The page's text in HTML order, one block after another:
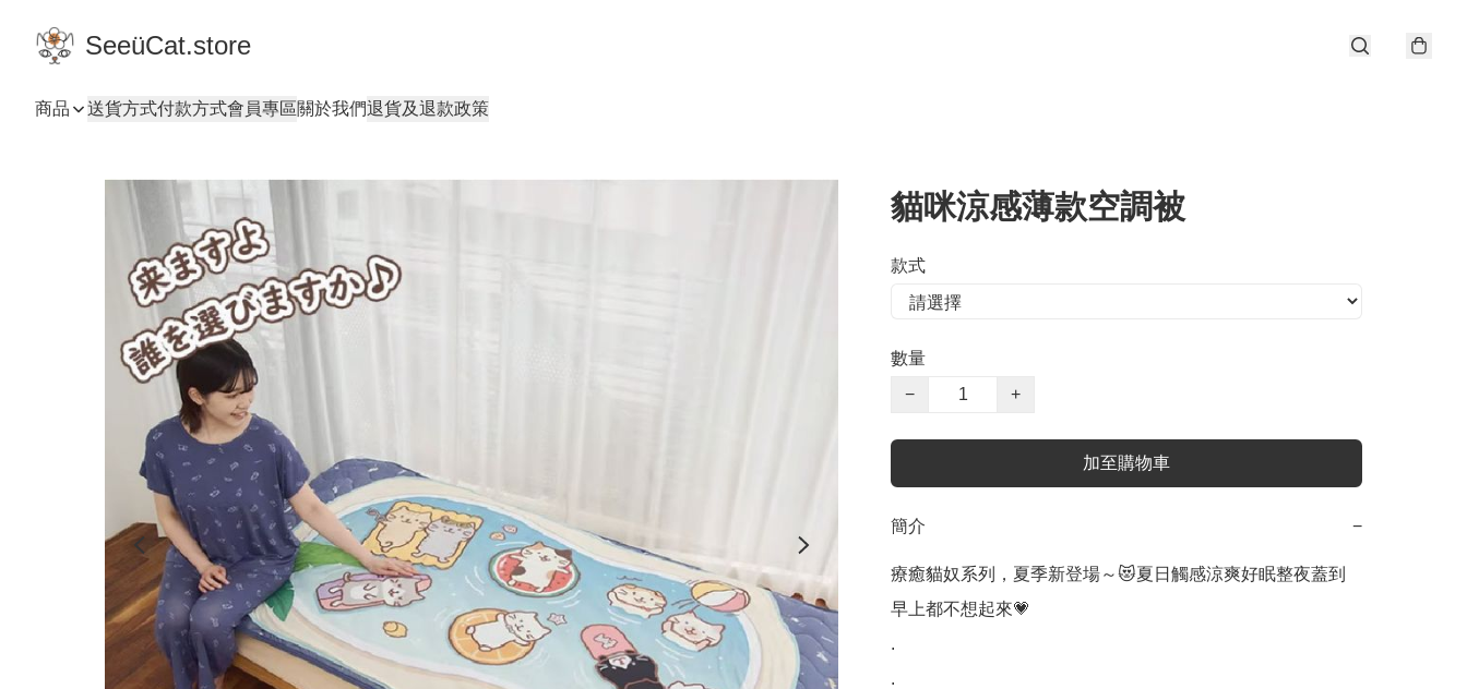
SeeüCat.store
商品 送貨方式付款方式會員專區關於我們退貨及退款政策
貓咪涼感薄款空調被
款式
數量
−
+
加至購物車
簡介 −
療癒貓奴系列，夏季新登場～😻夏日觸感涼爽好眠整夜蓋到
早上都不想起來💗
.
.